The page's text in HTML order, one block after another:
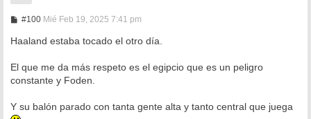
#100M
n
s
j
e
Mié Feb 19, 2025 7:41 pm
Haaland estaba tocado el otro día.
El que me da más respeto es el egipcio que es un peligro
constante y Foden.
Y su balón parado con tanta gente alta y tanto central que juega